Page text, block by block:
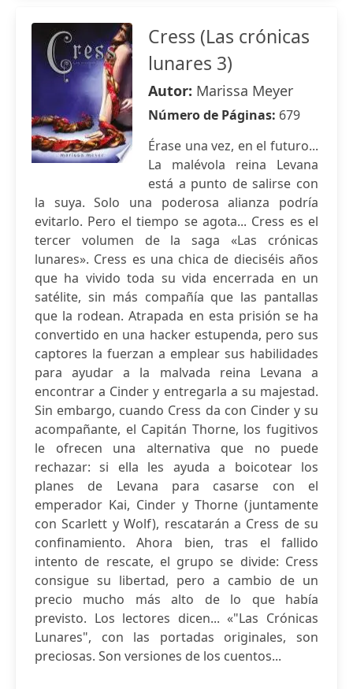
Cress (Las crónicas
lunares 3)
Autor: Marissa Meyer
Número de Páginas: 679
Érase una vez, en el futuro...
La malévola reina Levana
está a punto de salirse con
la suya. Solo una poderosa alianza podría
evitarlo. Pero el tiempo se agota... Cress es el
tercer volumen de la saga «Las crónicas
lunares». Cress es una chica de dieciséis años
que ha vivido toda su vida encerrada en un
satélite, sin más compañía que las pantallas
que la rodean. Atrapada en esta prisión se ha
convertido en una hacker estupenda, pero sus
captores la fuerzan a emplear sus habilidades
para ayudar a la malvada reina Levana a
encontrar a Cinder y entregarla a su majestad.
Sin embargo, cuando Cress da con Cinder y su
acompañante, el Capitán Thorne, los fugitivos
le ofrecen una alternativa que no puede
rechazar: si ella les ayuda a boicotear los
planes de Levana para casarse con el
emperador Kai, Cinder y Thorne (juntamente
con Scarlett y Wolf), rescatarán a Cress de su
confinamiento. Ahora bien, tras el fallido
intento de rescate, el grupo se divide: Cress
consigue su libertad, pero a cambio de un
precio mucho más alto de lo que había
previsto. Los lectores dicen... «"Las Crónicas
Lunares", con las portadas originales, son
preciosas. Son versiones de los cuentos...